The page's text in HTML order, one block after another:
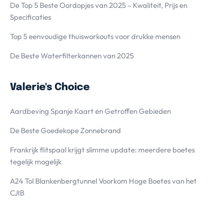
De Top 5 Beste Oordopjes van 2025 – Kwaliteit, Prijs en
Specificaties
Top 5 eenvoudige thuisworkouts voor drukke mensen
De Beste Waterfilterkannen van 2025
Valerie's Choice
Aardbeving Spanje Kaart en Getroffen Gebieden
De Beste Goedekope Zonnebrand
Frankrijk flitspaal krijgt slimme update: meerdere boetes
tegelijk mogelijk
A24 Tol Blankenbergtunnel Voorkom Hoge Boetes van het
CJIB